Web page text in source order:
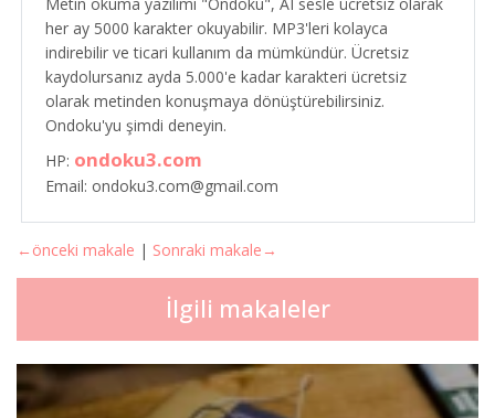
Metin okuma yazılımı "Ondoku", AI sesle ücretsiz olarak
her ay 5000 karakter okuyabilir. MP3'leri kolayca
indirebilir ve ticari kullanım da mümkündür. Ücretsiz
kaydolursanız ayda 5.000'e kadar karakteri ücretsiz
olarak metinden konuşmaya dönüştürebilirsiniz.
Ondoku'yu şimdi deneyin.
HP: ondoku3.com
Email: ondoku3.com@gmail.com
←önceki makale | Sonraki makale→
İlgili makaleler